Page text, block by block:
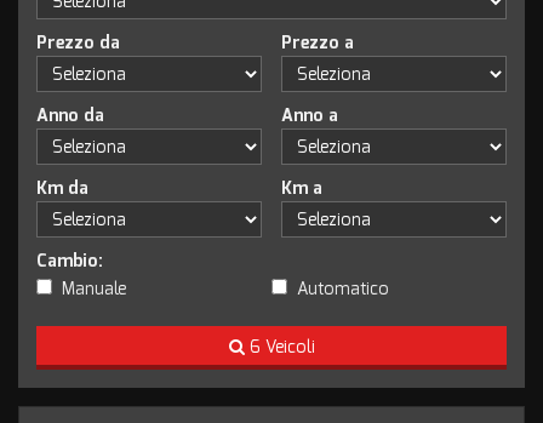
Prezzo da Prezzo a
Anno da Anno a
Km da Km a
Cambio:
Manuale
Automatico
6 Veicoli